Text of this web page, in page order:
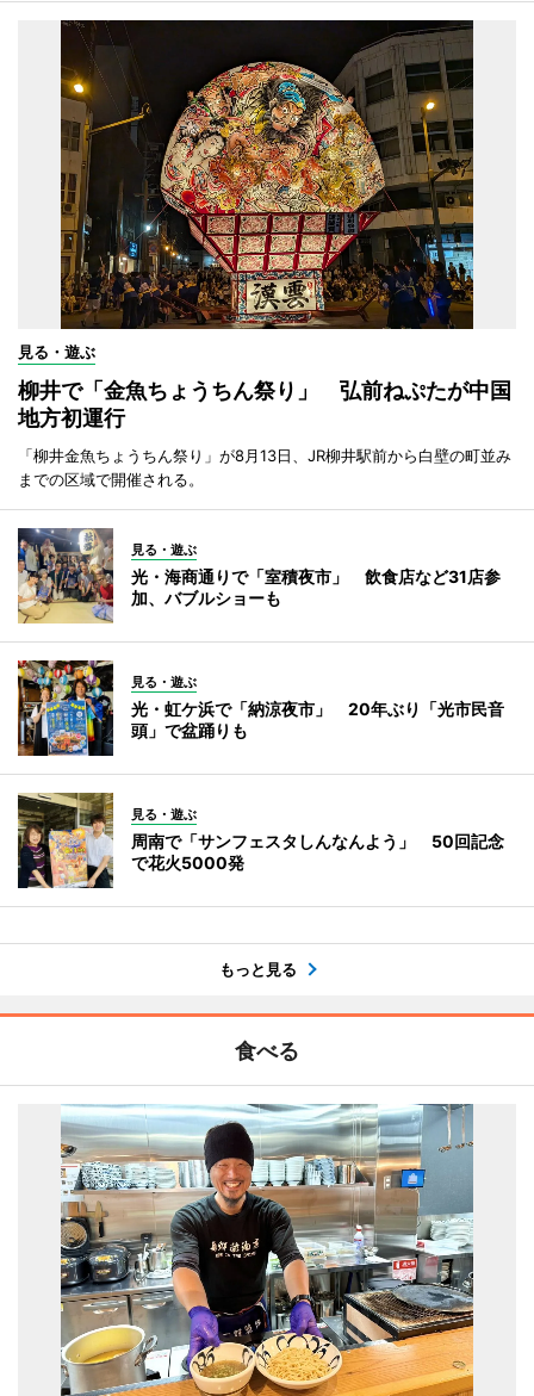
見る・遊ぶ
柳井で「金魚ちょうちん祭り」 弘前ねぷたが中国
地方初運行
「柳井金魚ちょうちん祭り」が8月13日、JR柳井駅前から白壁の町並み
までの区域で開催される。
見る・遊ぶ
光・海商通りで「室積夜市」 飲食店など31店参
加、バブルショーも
見る・遊ぶ
光・虹ケ浜で「納涼夜市」 20年ぶり「光市民音
頭」で盆踊りも
見る・遊ぶ
周南で「サンフェスタしんなんよう」 50回記念
で花火5000発
もっと見る
食べる